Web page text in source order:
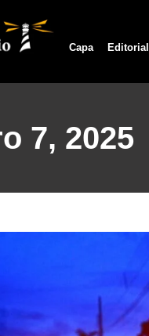
Capa Editorial
7, 2025